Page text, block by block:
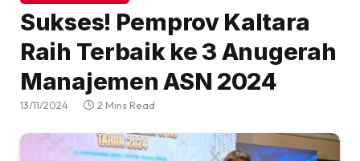
Sukses! Pemprov Kaltara
Raih Terbaik ke 3 Anugerah
Manajemen ASN 2024
13/11/2024 2 Mins Read